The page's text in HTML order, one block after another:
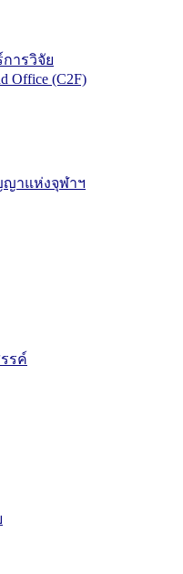
ารวิจัย
Office (C2F)
าแห่งจุฬาฯ
รค์